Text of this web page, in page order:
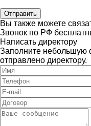
Отправить
Вы также можете
Звонок по РФ
Написать директору
Заполните небольшую
отправлено директору.